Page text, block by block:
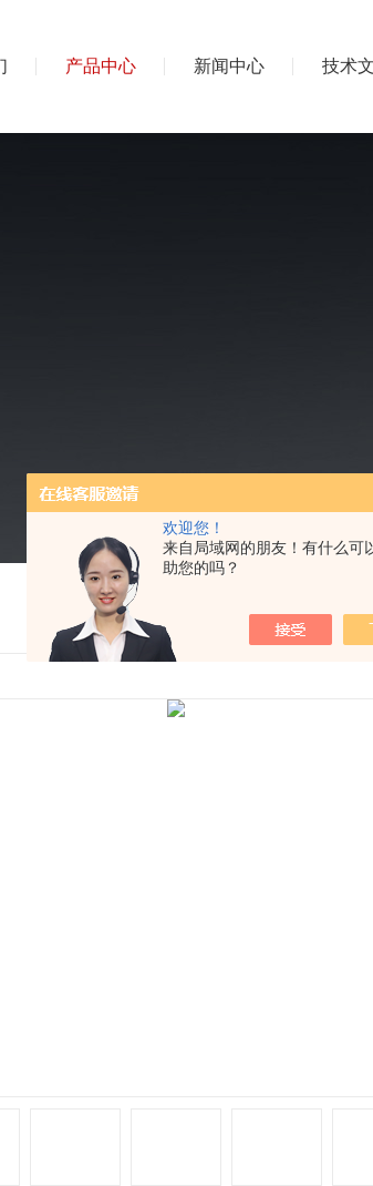
欢迎您！
来自局域网的朋友！有什么可
助您的吗？
产品中心 新闻中心 技术
我的位置